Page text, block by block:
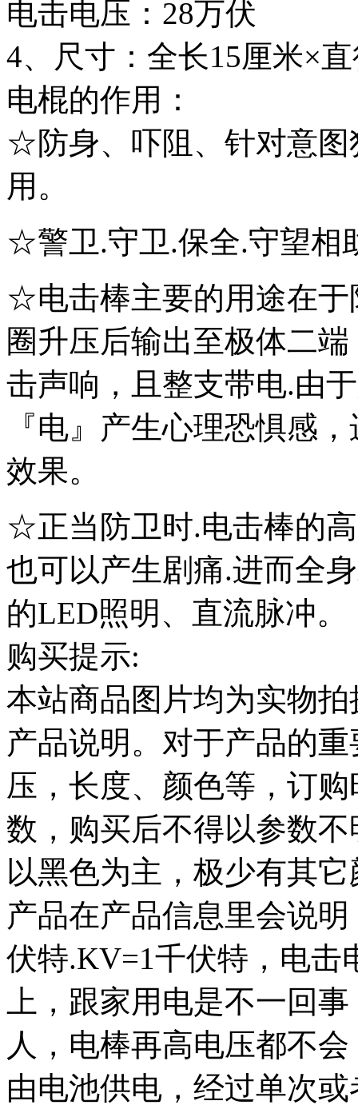
电击电压：28万伏
4、尺寸：全长15厘米×
电棍的作用：
☆防身、吓阻、针对意图
用。
☆警卫.守卫.保全.守望相
☆电击棒主要的用途在于
圈升压后输出至极体二
击声响，且整支带电.由
『电』产生心理恐惧感
效果。
☆正当防卫时.电击棒的
也可以产生剧痛.进而全
的LED照明、直流脉冲。
购买提示:
本站商品图片均为实物
产品说明。对于产品的
压，长度、颜色等，订
数，购买后不得以参数
以黑色为主，极少有其
产品在产品信息里会说
伏特.KV=1千伏特，电击
上，跟家用电是不一回
人，电棒再高电压都不
由电池供电，经过单次